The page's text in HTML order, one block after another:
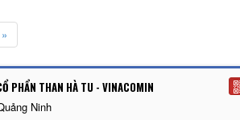
»
PHẨN THAN HÀ TU - VINACOMIN
Ninh